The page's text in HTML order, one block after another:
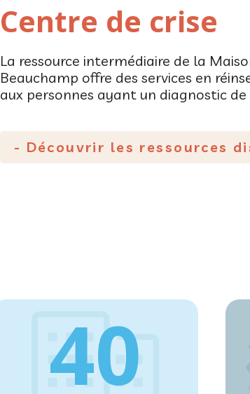
Centre de crise
La ressource intermédiaire de la
Beauchamp offre des services en
aux personnes ayant un diagnostic
- Découvrir les ressources
40